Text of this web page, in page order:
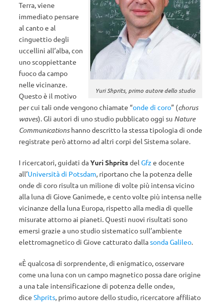
Yuri Shprits, primo autore dello studio
Terra, viene
immediato pensare
al canto e al
cinguettio degli
uccellini all’alba, con
uno scoppiettante
fuoco da campo
nelle vicinanze.
Questo è il motivo
per cui tali onde vengono chiamate “onde di coro” (chorus
waves). Gli autori di uno studio pubblicato oggi su Nature
Communicationshanno descritto la stessa tipologia di onde
registrate però attorno ad altri corpi del Sistema solare.
I ricercatori, guidati daYuri Shpritsdel Gfz e docente
all’Università di Potsdam, riportano che la potenza delle
onde di coro risulta un milione di volte più intensa vicino
alla luna di Giove Ganimede, e cento volte più intensa nelle
vicinanze della luna Europa, rispetto alla media di quelle
misurate attorno ai pianeti. Questi nuovi risultati sono
emersi grazie a uno studio sistematico sull’ambiente
elettromagnetico di Giove catturato dallasonda Galileo.
«È qualcosa di sorprendente, di enigmatico, osservare
come una luna con un campo magnetico possa dare origine
a una tale intensificazione di potenza delle onde»,
dice Shprits, primo autore dello studio, ricercatore affiliato